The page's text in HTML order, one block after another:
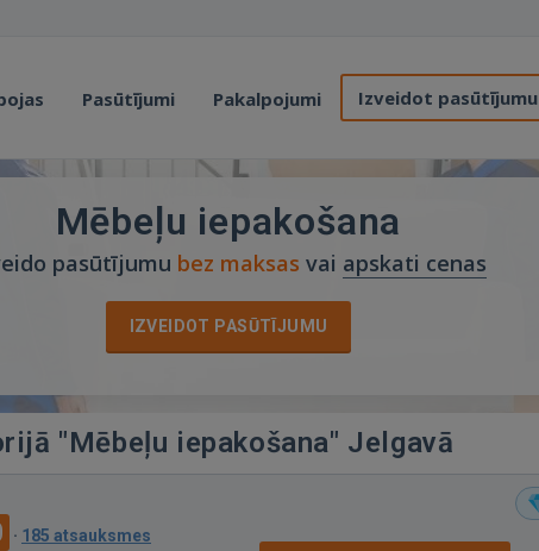
Pasūtījumi Pakalpojumi Izveidot pasūtījumu
Mēbeļu iepakošana
pasūtījumu bez maksas vai apskati cenas
IZVEIDOT PASŪTĪJUMU
"Mēbeļu iepakošana" Jelgavā
· 185 atsauksmes